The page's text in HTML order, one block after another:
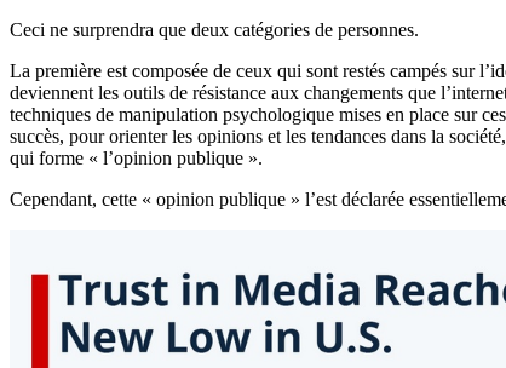
Ceci ne surprendra que deux catégories de personnes.
La première est composée de ceux qui sont restés campés sur
deviennent les outils de résistance aux changements que
techniques de manipulation psychologique mises en place sur
succès, pour orienter les opinions et les tendances dans la
qui forme « l’opinion publique ».
Cependant, cette « opinion publique » l’est déclarée